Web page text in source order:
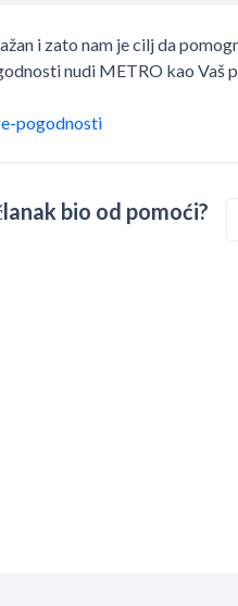
i zato nam je cilj da
nudi METRO kao Vaš
pogodnosti
bio od pomoći?